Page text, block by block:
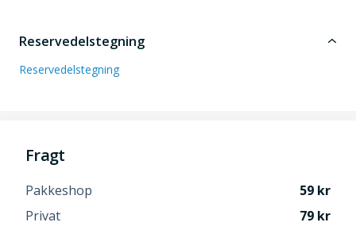
Reservedelstegning
Reservedelstegning
Fragt
Pakkeshop
59
Privat
79